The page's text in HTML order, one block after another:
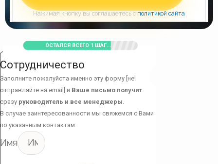
Нажимая кнопку вы соглашаетесь сполитикой сайта
ОСТАЛСЯ ВСЕГО 1 ШАГ...
Сотрудничество
Заполните пожалуйста именно эту форму [не!
отправляйте на email] и Ваше письмо получит
сразу руководитель и все менеджеры
В случае заинтересованности мы свяжемся с Вами
по указанным контактам
Имя